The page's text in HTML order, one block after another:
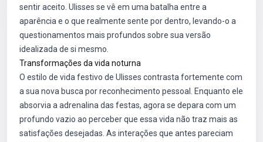
sentir aceito. Ulisses se vê em uma batalha entre a
aparência e o que realmente sente por dentro, levando-o a
questionamentos mais profundos sobre sua versão
idealizada de si mesmo.
Transformações da vida noturna
O estilo de vida festivo de Ulisses contrasta fortemente com
a sua nova busca por reconhecimento pessoal. Enquanto ele
absorvia a adrenalina das festas, agora se depara com um
profundo vazio ao perceber que essa vida não traz mais as
satisfações desejadas. As interações que antes pareciam